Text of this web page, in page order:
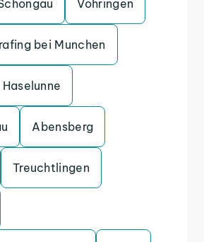
Vohringen
bei Munchen
Haselunne
Abensberg
Treuchtlingen